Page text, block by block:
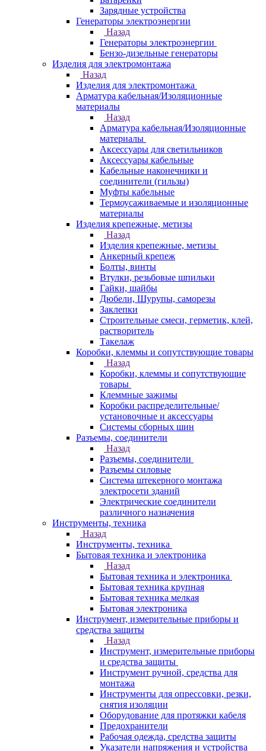
Зарядные устройства
Генераторы электроэнергии
Назад
Генераторы электроэнергии
Бензо-дизельные генераторы
Изделия для электромонтажа
Назад
Изделия для электромонтажа
Арматура кабельная/Изоляционные
материалы
Назад
Арматура кабельная/Изоляционные
материалы
Аксессуары для светильников
Аксессуары кабельные
Кабельные наконечники и
соединители (гильзы)
Муфты кабельные
Термоусаживаемые и изоляционные
материалы
Изделия крепежные, метизы
Назад
Изделия крепежные, метизы
Анкерный крепеж
Болты, винты
Втулки, резьбовые шпильки
Гайки, шайбы
Дюбели, Шурупы, саморезы
Заклепки
Строительные смеси, герметик, клей,
растворитель
Такелаж
Коробки, клеммы и сопутствующие товары
Назад
Коробки, клеммы и сопутствующие
товары
Клеммные зажимы
Коробки распределительные/
установочные и аксессуары
Системы сборных шин
Разъемы, соединители
Назад
Разъемы, соединители
Разъемы силовые
Система штекерного монтажа
электросети зданий
Электрические соединители
различного назначения
Инструменты, техника
Назад
Инструменты, техника
Бытовая техника и электроника
Назад
Бытовая техника и электроника
Бытовая техника крупная
Бытовая техника мелкая
Бытовая электроника
Инструмент, измерительные приборы и
средства защиты
Назад
Инструмент, измерительные приборы
и средства защиты
Инструмент ручной, средства для
монтажа
Инструменты для опрессовки, резки,
снятия изоляции
Оборудование для протяжки кабеля
Предохранители
Рабочая одежда, средства защиты
Указатели напряжения и устройства